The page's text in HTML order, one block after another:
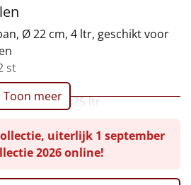
Ø 22 cm, 4 ltr, geschikt voor
st
0,75 ltr
Toon meer
uiterlijk 1 september
2026 online!